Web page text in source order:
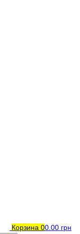
Корзина 00.00 грн